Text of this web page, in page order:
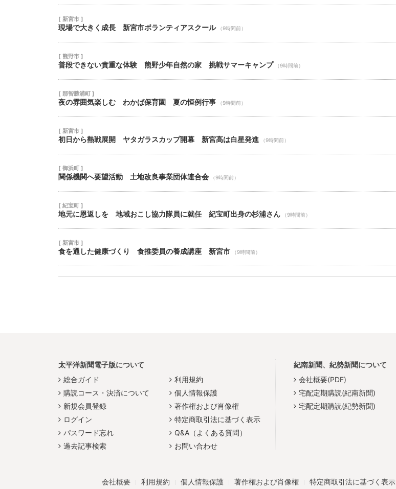
[ 新宮市 ]
現場で大きく成長 新宮市ボランティアスクール （9時間前）
[ 熊野市 ]
普段できない貴重な体験 熊野少年自然の家 挑戦サマーキャンプ （9時間前）
[ 那智勝浦町 ]
夜の雰囲気楽しむ わかば保育園 夏の恒例行事 （9時間前）
[ 新宮市 ]
初日から熱戦展開 ヤタガラスカップ開幕 新宮高は白星発進 （9時間前）
[ 御浜町 ]
関係機関へ要望活動 土地改良事業団体連合会 （9時間前）
[ 紀宝町 ]
地元に恩返しを 地域おこし協力隊員に就任 紀宝町出身の杉浦さん （9時間前）
[ 新宮市 ]
食を通した健康づくり 食推委員の養成講座 新宮市 （9時間前）
太平洋新聞電子版について
総合ガイド
購読コース・決済について
新規会員登録
ログイン
パスワード忘れ
過去記事検索
利用規約
個人情報保護
著作権および肖像権
特定商取引法に基づく表示
Q&A（よくある質問）
お問い合わせ
紀南新聞、紀勢新聞について
会社概要(PDF)
宅配定期購読(紀南新聞)
宅配定期購読(紀勢新聞)
会社概要 利用規約 個人情報保護 著作権および肖像権 特定商取引法に基づく表示